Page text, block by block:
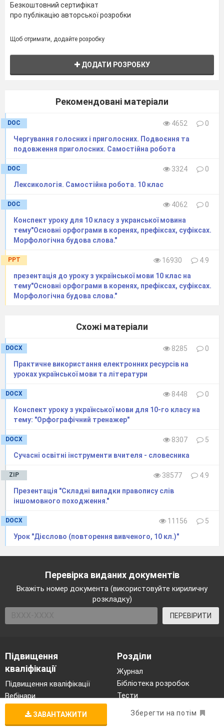
Безкоштовний сертифікат
про публікацію авторської розробки
Щоб отримати, додайте розробку
ДОДАТИ РОЗРОБКУ
Рекомендовані матеріали
DOC 4652
0
Чергування голосних і приголосних. Подвоєння та
подовження приголосних. Самостійна робота
DOC 3324
0
Лексикологія. Самостійна робота. 10 клас
DOC 4062
0
Конспект уроку для 10 класу з укранської мовина
тему"Основні орфограми в коренях, префіксах, суфіксах.
Морфологічна будова слова."
PPT 16930
4.9
презентація до уроку з української мови 10 клас на
тему"Основні орфограми в коренях, префіксах, суфіксах.
Морфологічна будова слова."
Схожі матеріали
DOCX 8285
0
Практичне використання електронних ресурсів на
уроках української мови та літератури
DOCX 8448
0
Конспект уроку з української мови для 10-го класу на
тему: "Орфографічний тренажер"
DOCX 8307
5
Сучасні освітні інструменти вчителя - словесника
ZIP 38577
4.9
Презентація "Складні випадки правопису слів
іншомовного походження."
DOCX 11156
5
Урок "Дієслово (повторення вивченого, 10 кл.)"
ЗАВАНТАЖИТИ Зберегти на потім
Перевірка виданих документів
Вкажіть номер документа (використовуйте кириличну
розкладку)
ПЕРЕВІРИТИ
Підвищення
кваліфікації
Підвищення кваліфікації
Вебінари
Конференції
Курси
Розділи
Журнал
Бібліотека розробок
Тести
Лабораторні роботи
Проєкти